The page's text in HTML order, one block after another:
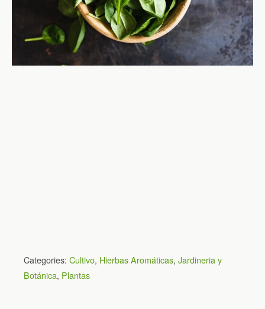
Categories: Cultivo, Hierbas Aromáticas, Jardineria y
Botánica, Plantas